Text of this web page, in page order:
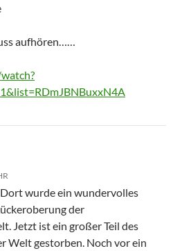
aufhören……
wurde ein wundervolles
der
Jetzt ist ein großer Teil des
Welt gestorben. Noch vor ein